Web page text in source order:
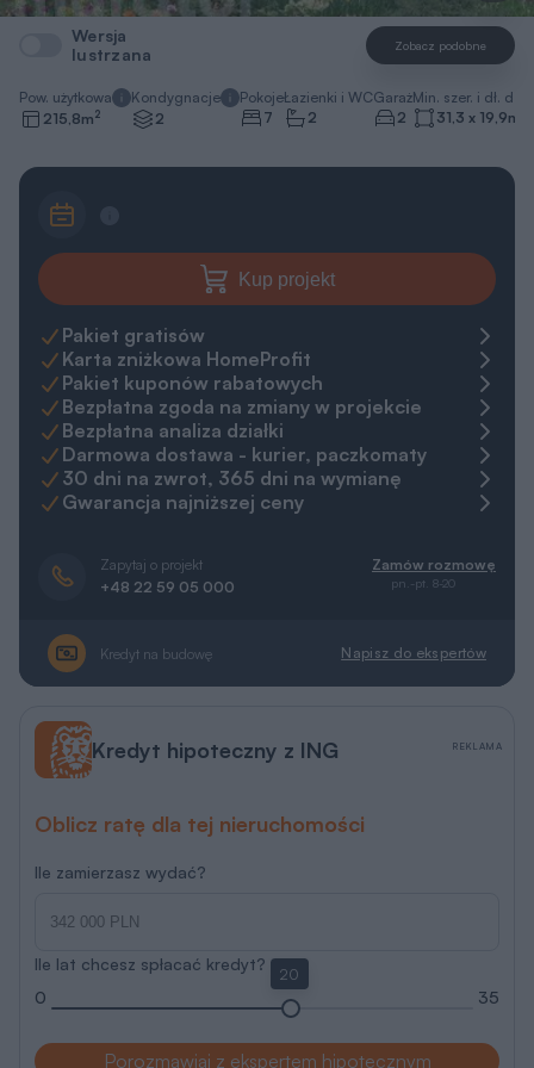
Wersja
lustrzana
Zobacz podobne
Pow. użytkowa
215,8m2
Kondygnacje
2
Pokoje
7
Łazienki i WC
2
Garaż
2
Min. szer. i dł.
31,3 x 19,9m
Kup projekt
Pakiet gratisów
Karta zniżkowa HomeProfit
Pakiet kuponów rabatowych
Bezpłatna zgoda na zmiany w projekcie
Bezpłatna analiza działki
Darmowa dostawa - kurier, paczkomaty
30 dni na zwrot, 365 dni na wymianę
Gwarancja najniższej ceny
Zapytaj o projekt
+48 22 59 05 000
Zamów rozmowę
pn.-pt. 8-20
Kredyt na budowę Napisz do ekspertów
Kredyt hipoteczny z ING
Oblicz ratę dla tej nieruchomości
Ile zamierzasz wydać?
Ile lat chcesz spłacać kredyt?
0
20
35
Porozmawiaj z ekspertem hipotecznym
REKLAMA